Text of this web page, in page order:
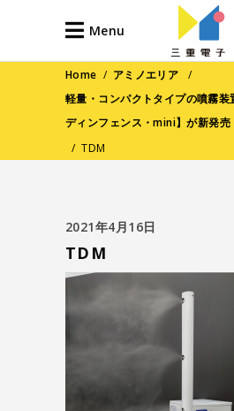
Menu
Home / アミノエリア
/
軽量・コンパクトタイプの噴霧装
ディンフェンス・mini】が新発売
/TDM
2021年4月16日
TDM